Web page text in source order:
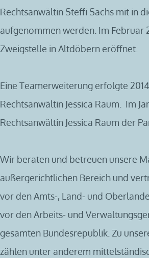
Rechtsanwältin Steffi Sachs mit in
aufgenommen werden. Im Februar
Zweigstelle in Altdöbern eröffnet.
Eine Teamerweiterung erfolgte
Rechtsanwältin Jessica Raum. Im
Rechtsanwältin Jessica Raum der
Wir beraten und betreuen unsere
außergerichtlichen Bereich und
vor den Amts-, Land- und
vor den Arbeits- und
gesamten Bundesrepublik. Zu
zählen unter anderem